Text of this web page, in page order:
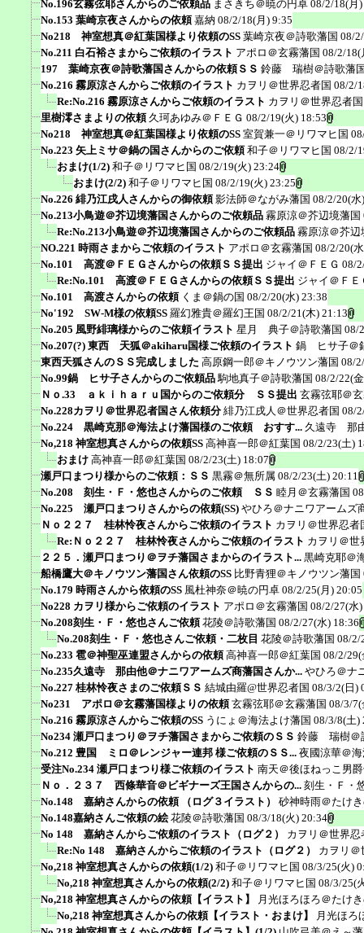
No.196玄霧弦耶さんからのご依頼品 まさきち＠暁の円卓 08/2/18(月
No.153 葉崎京夜さんからの依頼 嘉納 08/2/18(月) 9:35
No218 神室想真＠紅葉国様より依頼のSS 葉崎京夜＠詩歌藩国 08/
No.211 白石裕さまからご依頼のイラスト アポロ＠玄霧藩国 08/2/18(
197 葉崎京夜＠詩歌藩国さんからの依頼ＳＳ 鈴藤 瑞樹＠詩歌藩
No.216 霧原涼さんからご依頼のイラスト カヲリ＠世界忍者国 08/2/
Re:No.216 霧原涼さんからご依頼のイラスト カヲリ＠世界忍者国
里樹澪さまよりの依頼 久珂あゆみ＠ＦＥＧ 08/2/19(火) 18:53
No218 神室想真＠紅葉国様より依頼のSS 室賀兼一＠リワマヒ国
No.223 矢上ミサ＠鍋の国さんからのご依頼 和子＠リワマヒ国 08/2/
おまけ(1/2) 和子＠リワマヒ国 08/2/19(火) 23:24
おまけ(2/2) 和子＠リワマヒ国 08/2/19(火) 23:25
No.226 緋乃江戌人さんからの御依頼 影法師＠ながみ藩国 08/2/20(水
No.213小鳥遊＠芥辺境藩国さんからのご依頼品 霧原涼＠芥辺境藩国
Re:No.213小鳥遊＠芥辺境藩国さんからのご依頼品 霧原涼＠芥辺
NO.221 時雨さまからご依頼のイラスト アポロ＠玄霧藩国 08/2/20(
No.101 高渡＠ＦＥＧさんからの依頼ＳＳ提出 ジャイ＠ＦＥＧ 08/
Re:No.101 高渡＠ＦＥＧさんからの依頼ＳＳ提出 ジャイ＠ＦＥ
No.101 高渡さんからの依頼 くま＠鍋の国 08/2/20(水) 23:38
No'192 SW-M様の依頼SS 羅幻雅貴＠羅幻王国 08/2/21(木) 21:13
No.205 風野緋璃様からのご依頼イラスト 星月 典子＠詩歌藩国 08/
No.207(?) 東西 天狐＠akiharu国様ご依頼のイラスト 鍋 ヒサ子＠
東西天狐さんのＳＳ完成しました 高原鋼一郎＠キノウツン藩国 08/
No.99鍋 ヒサ子さんからのご依頼品 駒地真子＠詩歌藩国 08/2/22(
Ｎｏ.33 ａｋｉｈａｒｕ国からのご依頼分 ＳＳ提出 玄霧弦耶＠
No.228カヲリ＠世界忍者国さん依頼分 緋乃江戌人＠世界忍者国 08/
No.224 黒崎克那＠海法よけ藩国様のご依頼 おすす... 久遠寺 那
No,218 神室想真さんからの依頼SS 高神喜一郎＠紅葉国 08/2/23(土)
おまけ 高神喜一郎＠紅葉国 08/2/23(土) 18:07
瀬戸口まつり様からのご依頼：ＳＳ 黒霧＠無所属 08/2/23(土) 20:11
No.208 刻生・Ｆ・悠也さんからのご依頼 ＳＳ 睦月＠玄霧藩国
No.225 瀬戸口まつりさんからの依頼(SS) やひろ＠ナニワアームズ
Ｎｏ２２７ 桂林怜夜さんからご依頼のイラスト カヲリ＠世界忍者
Re:Ｎｏ２２７ 桂林怜夜さんからご依頼のイラスト カヲリ＠世
２２５．瀬戸口まつり＠ヲチ藩国さまからのイラスト... 黒崎克耶＠
船橋鷹大＠キノウツン藩国さん依頼のSS 比野青狸＠キノウツン藩国
No.179 時雨さんから依頼のSS 風杜神奈＠暁の円卓 08/2/25(月) 20:05
No228 カヲリ様からご依頼のイラスト アポロ＠玄霧藩国 08/2/27(水
No.208刻生・Ｆ・悠也さんご依頼 花陵＠詩歌藩国 08/2/27(水) 18:36
No.208刻生・Ｆ・悠也さんご依頼・二枚目 花陵＠詩歌藩国 08/2/
No.233 雹＠神聖巫連盟さんからの依頼 高神喜一郎＠紅葉国 08/2/29(
No.235久遠寺 那由他＠ナニワアームズ商藩国さんか... やひろ＠ナ
No.227 桂林怜夜さまのご依頼ＳＳ 結城由羅@世界忍者国 08/3/2(日)
No231 アポロ＠玄霧藩国様よりの依頼 玄霧弦耶＠玄霧藩国 08/3/7(
No.216 霧原涼さんからご依頼のSS うにょ＠海法よけ藩国 08/3/8(土)
No234 瀬戸口まつり＠ヲチ藩国さまからご依頼のＳＳ 鈴藤 瑞樹＠
No.212 豊国 ミロ＠レンジャー連邦 様ご依頼のＳＳ... 夜國涼華＠
受注No.234 瀬戸口まつり様ご依頼のイラスト 南天＠後ほねっこ男
Ｎｏ．２３７ 西條華音＠ビギナーズ王国さんからの... 刻生・Ｆ・
No.148 嘉納さんからの依頼 （ログ３イラスト）
砂神時雨＠たけ
No.148嘉納さんご依頼の絵 花陵＠詩歌藩国 08/3/18(火) 20:34
No 148 嘉納さんからご依頼のイラスト（ログ２）
カヲリ＠世界忍
Re:No 148 嘉納さんからご依頼のイラスト（ログ２）
カヲリ＠
No,218 神室想真さんからの依頼(1/2) 和子＠リワマヒ国 08/3/25(火)
No,218 神室想真さんからの依頼(2/2) 和子＠リワマヒ国 08/3/25(
No,218 神室想真さんからの依頼【イラスト】
月光ほろほろ＠たけ
No,218 神室想真さんからの依頼【イラスト・おまけ】
月光ほろ